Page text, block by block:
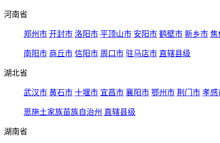
河南省
郑州市 开封市 洛阳市 平顶山市 安阳市 鹤壁市 新乡市 焦
南阳市 商丘市 信阳市 周口市 驻马店市 直辖县级
湖北省
武汉市 黄石市 十堰市 宜昌市 襄阳市 鄂州市 荆门市 孝感
恩施土家族苗族自治州 直辖县级
湖南省